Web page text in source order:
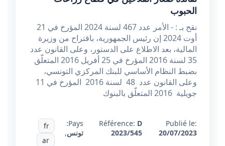
الحبوب
نقح بـ : - الأمر عدد 467 لسنة 2024 المؤرخ في 21
أوت 2024 إن رئيس الجمهورية، باقتراح من وزيرة
المالية، بعد الاطلاع على الدستور، وعلى القانون عدد
35 لسنة 2016 المؤرخ في 25 أفريل 2016 المتعلّق
بضبط النظام الأساسي للبنك المركزي التونسي،
وعلى القانون عدد 48 لسنة 2016 المؤرخ في 11
جويلية 2016 المتعلّق بالبنوك
Publié le:
20/07/2023
Référence: D
2023/545
Pays:
تونس,
fr
ar